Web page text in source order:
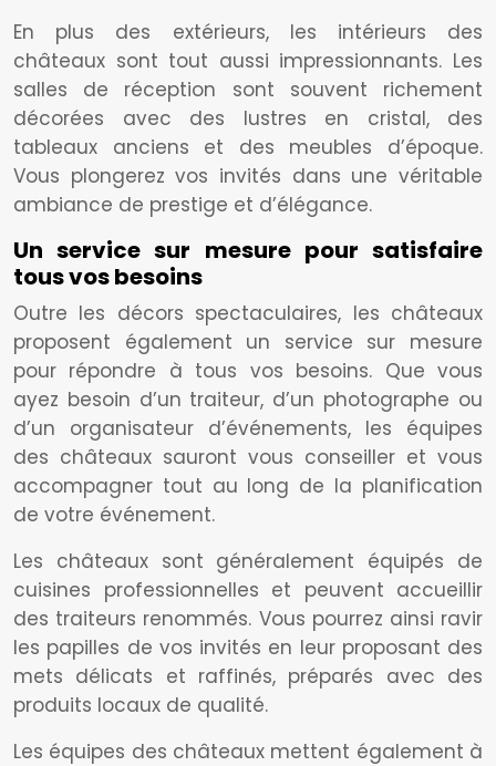
En plus des extérieurs, les intérieurs des
châteaux sont tout aussi impressionnants. Les
salles de réception sont souvent richement
décorées avec des lustres en cristal, des
tableaux anciens et des meubles d’époque.
Vous plongerez vos invités dans une véritable
ambiance de prestige et d’élégance.
Un service sur mesure pour satisfaire
tous vos besoins
Outre les décors spectaculaires, les châteaux
proposent également un service sur mesure
pour répondre à tous vos besoins. Que vous
ayez besoin d’un traiteur, d’un photographe ou
d’un organisateur d’événements, les équipes
des châteaux sauront vous conseiller et vous
accompagner tout au long de la planification
de votre événement.
Les châteaux sont généralement équipés de
cuisines professionnelles et peuvent accueillir
des traiteurs renommés. Vous pourrez ainsi ravir
les papilles de vos invités en leur proposant des
mets délicats et raffinés, préparés avec des
produits locaux de qualité.
Les équipes des châteaux mettent également à